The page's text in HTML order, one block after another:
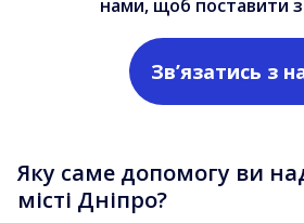
нами, щоб поставити
Зв’язатись з
Яку саме допомогу ви
місті Дніпро?